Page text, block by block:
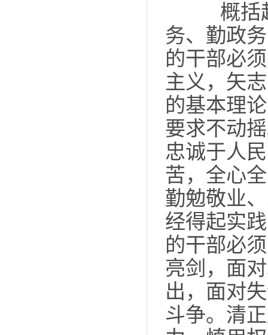
概括起
务、勤政
的干部必
主义，矢
的基本理
要求不动
忠诚于人
苦，全心
勤勉敬业
经得起实
的干部必
亮剑，面
出，面对
斗争。清